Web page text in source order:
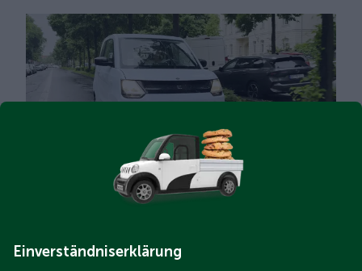
Einverständniserklärung